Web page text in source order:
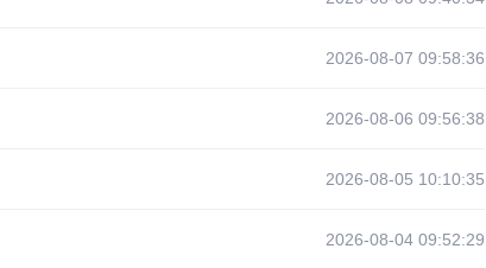
2026-08-07 09:58:36
2026-08-06 09:56:38
2026-08-05 10:10:35
2026-08-04 09:52:29